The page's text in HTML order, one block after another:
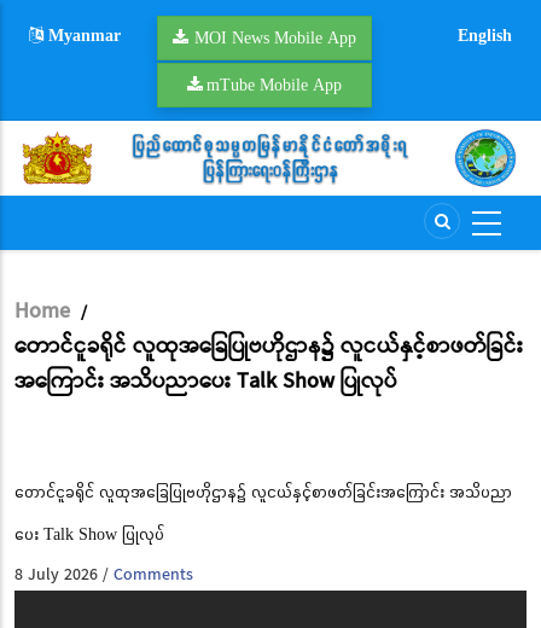
Myanmar MOI News Mobile App
mTube Mobile App
English
Breadcrumb
Home /
တောင်ငူခရိုင် လူထုအခြေပြုဗဟိုဌာန၌ လူငယ်နှင့်စာဖတ်ခြင်း
အကြောင်း အသိပညာပေး Talk Show ပြုလုပ်
တောင်ငူခရိုင် လူထုအခြေပြုဗဟိုဌာန၌ လူငယ်နှင့်စာဖတ်ခြင်းအကြောင်း အသိပညာ
ပေး Talk Show ပြုလုပ်
8 July 2026/Comments